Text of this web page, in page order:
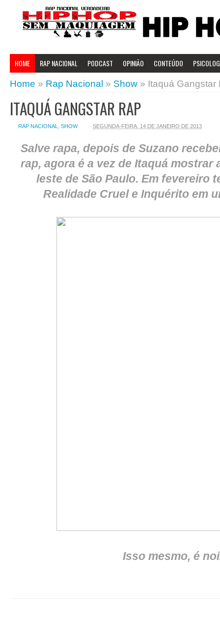
HOME RAP NACIONAL PODCAST OPINIÃO CONTEÚDO
Home » Rap Nacional » Show » Itaquá Gangstar
ITAQUÁ GANGSTAR RAP
RAP NACIONAL SHOW SEGUNDA-FEIRA, 14 DE JANEIRO DE 2013
Salve rapa, depois de Suzano
rap, agora é a vez de Itaquá mostrar
leste de São Paulo. Em fevereiro
Realidade Cruel e Inquérito em
Isso mesmo, é